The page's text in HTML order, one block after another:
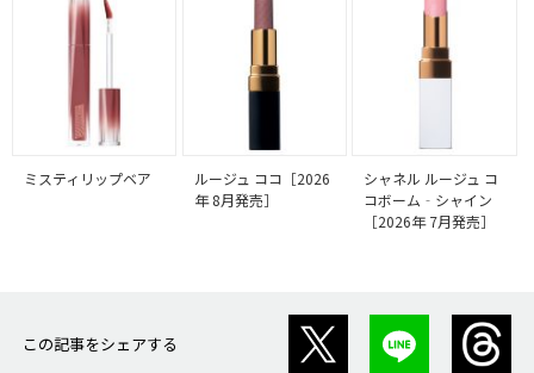
ミスティリップベア
ルージュ ココ［2026
年 8月発売］
シャネル ルージュ コ
コボーム‐シャイン
［2026年 7月発売］
この記事をシェアする